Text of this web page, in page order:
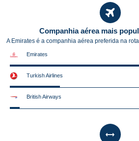
Companhia aérea mais
A Emirates é a companhia aérea preferida na
Emirates
Turkish Airlines
British Airways